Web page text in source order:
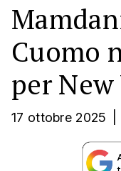
Cuomo
per
17 ottobre 2025